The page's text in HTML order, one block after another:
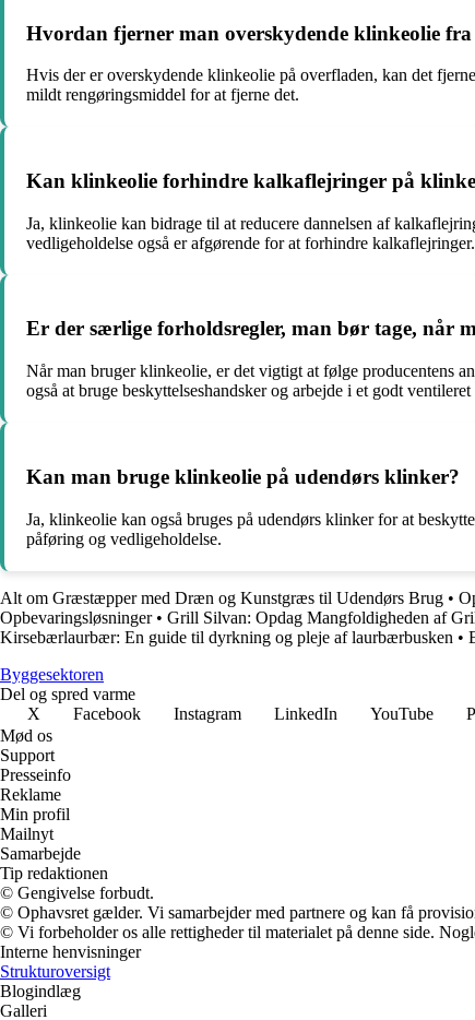
Hvordan fjerner man overskydende klinkeolie fra
Hvis der er overskydende klinkeolie på overfladen, kan det
mildt rengøringsmiddel for at fjerne det.
Kan klinkeolie forhindre kalkaflejringer på
Ja, klinkeolie kan bidrage til at reducere dannelsen af
vedligeholdelse også er afgørende for at forhindre kalkaflejringer.
Er der særlige forholdsregler, man bør tage, når
Når man bruger klinkeolie, er det vigtigt at følge producentens
også at bruge beskyttelseshandsker og arbejde i et godt ventileret
Kan man bruge klinkeolie på udendørs klinker?
Ja, klinkeolie kan også bruges på udendørs klinker for at
påføring og vedligeholdelse.
Alt om Græstæpper med Dræn og Kunstgræs til Udendørs Brug •
Opbevaringsløsninger• Grill Silvan: Opdag Mangfoldigheden af
Kirsebærlaurbær: En guide til dyrkning og pleje af laurbærbusken •
Byggesektoren
Del og spred varme
X
Facebook Instagram LinkedIn YouTube
Mød os
Support
Presseinfo
Reklame
Min profil
Mailnyt
Samarbejde
Tip redaktionen
© Gengivelse forbudt.
© Ophavsret gælder. Vi samarbejder med partnere og kan få
© Vi forbeholder os alle rettigheder til materialet på denne side.
Interne henvisninger
Strukturoversigt
Blogindlæg
Galleri